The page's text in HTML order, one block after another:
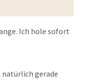
Ich hole sofort
gerade